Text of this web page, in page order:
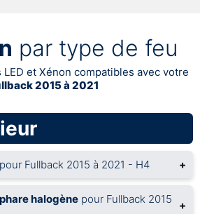
par type de feu
et Xénon compatibles avec votre
2015 à 2021
pour Fullback 2015 à 2021 - H4 +
halogène pour Fullback 2015
+